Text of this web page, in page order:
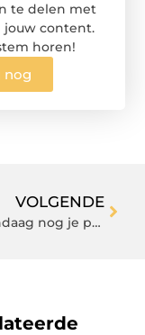
te delen met
jouw content.
horen!
nog
VOLGENDE
Vind vandaag nog je perfecte rit in Overijssel